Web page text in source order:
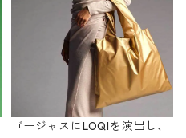
ゴージャスにLOQIを演出し、